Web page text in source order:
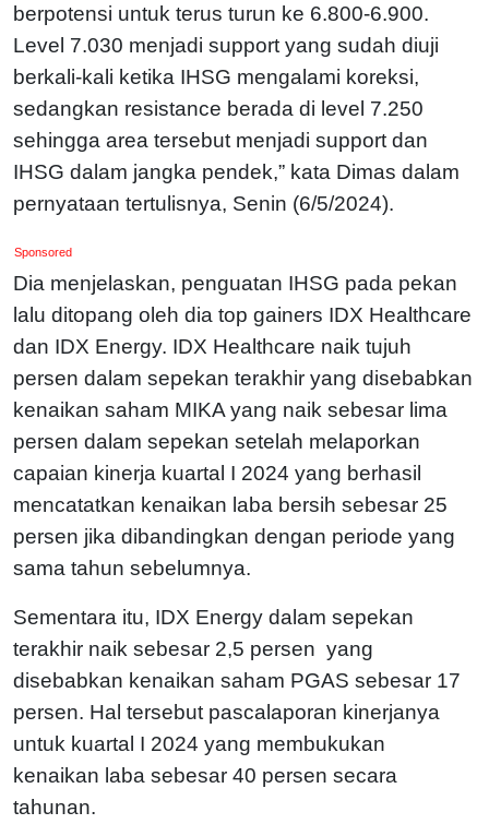
berpotensi untuk terus turun ke 6.800-6.900.
Level 7.030 menjadi support yang sudah diuji
berkali-kali ketika IHSG mengalami koreksi,
sedangkan resistance berada di level 7.250
sehingga area tersebut menjadi support dan
IHSG dalam jangka pendek,” kata Dimas dalam
pernyataan tertulisnya, Senin (6/5/2024).
Sponsored
Dia menjelaskan, penguatan IHSG pada pekan
lalu ditopang oleh dia top gainers IDX Healthcare
dan IDX Energy. IDX Healthcare naik tujuh
persen dalam sepekan terakhir yang disebabkan
kenaikan saham MIKA yang naik sebesar lima
persen dalam sepekan setelah melaporkan
capaian kinerja kuartal I 2024 yang berhasil
mencatatkan kenaikan laba bersih sebesar 25
persen jika dibandingkan dengan periode yang
sama tahun sebelumnya.
Sementara itu, IDX Energy dalam sepekan
terakhir naik sebesar 2,5 persen yang
disebabkan kenaikan saham PGAS sebesar 17
persen. Hal tersebut pascalaporan kinerjanya
untuk kuartal I 2024 yang membukukan
kenaikan laba sebesar 40 persen secara
tahunan.